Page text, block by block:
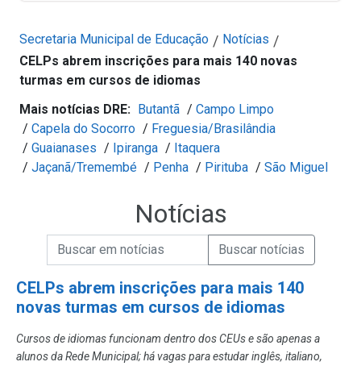
Secretaria Municipal de Educação / Notícias /
CELPs abrem inscrições para mais 140 novas
turmas em cursos de idiomas
Mais notícias DRE: Butantã / Campo Limpo
/ Capela do Socorro / Freguesia/Brasilândia
/ Guaianases / Ipiranga / Itaquera
/ Jaçanã/Tremembé / Penha / Pirituba / São Miguel
Notícias
Campo de Busca de Notícias
Campo de Busca de informaçõesEnviar a Busca de Notícias
CELPs abrem inscrições para mais 140
novas turmas em cursos de idiomas
Cursos de idiomas funcionam dentro dos CEUs e são apenas a
alunos da Rede Municipal; há vagas para estudar inglês, italiano,